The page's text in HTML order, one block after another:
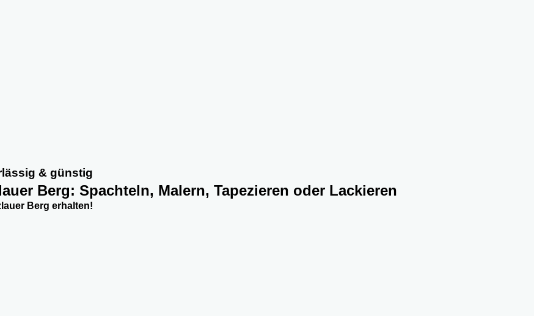
& günstig
Berg: Spachteln, Malern, Tapezieren oder Lackieren
Berg erhalten!